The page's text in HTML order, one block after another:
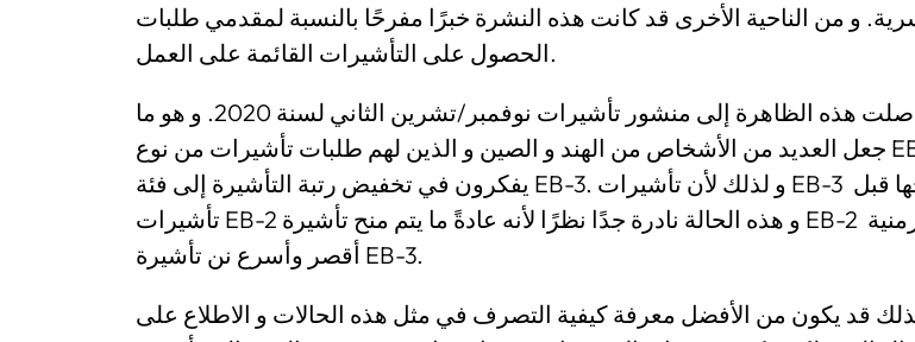
و من الناحية الأخرى قد كانت هذه النشرة خبرًا مفرحًا بالنسبة لمقدمي طلبات
الحصول على التأشيرات القائمة على العمل.
و قد تواصلت هذه الظاهرة إلى منشور تأشيرات نوفمبر/تشرين الثاني لسنة 2020. و هو ما
جعل العديد من الأشخاص من الهند و الصين و الذين لهم طلبات تأشيرات من نوع EB-2
يفكرون في تخفيض رتبة التأشيرة إلى فئة EB-3. و لذلك لأن تأشيرات EB-3 يتم منحها قبل
تأشيرات EB-2 و هذه الحالة نادرة جدًا نظرًا لأنه عادةً ما يتم منح تأشيرة EB-2 في فترة زمنية
أقصر وأسرع نن تأشيرة EB-3.
قد يكون من الأفضل معرفة كيفية التصرف في مثل هذه الحالات و الاطلاع على